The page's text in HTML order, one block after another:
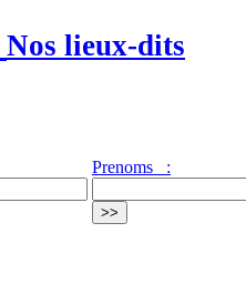
Nos lieux-dits
Prenoms :